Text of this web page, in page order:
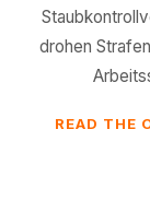
drohen
READ THE